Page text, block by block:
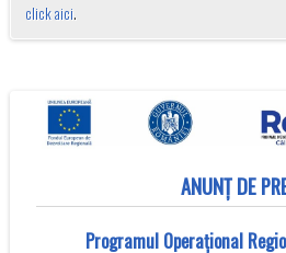
click aici.
ANUNȚ DE
Programul Operațional